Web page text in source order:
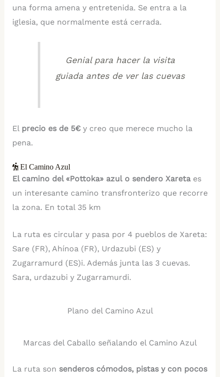
una forma amena y entretenida. Se entra a la
iglesia, que normalmente está cerrada.
Genial para hacer la visita
guiada antes de ver las cuevas
El precio es de 5€y creo que merece mucho la
pena.
El Camino Azul
El camino del «Pottoka» azul o sendero Xareta es
un interesante camino transfronterizo que recorre
la zona. En total 35 km
La ruta es circular y pasa por 4 pueblos de Xareta:
Sare (FR), Ahínoa (FR), Urdazubi (ES) y
Zugarramurd (ES)i. Además junta las 3 cuevas.
Sara, urdazubi y Zugarramurdi.
Plano del Camino Azul
Marcas del Caballo señalando el Camino Azul
La ruta son senderos cómodos, pistas y con pocos